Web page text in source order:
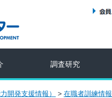
調査研究
開発支援情報） > 在職者訓練情報